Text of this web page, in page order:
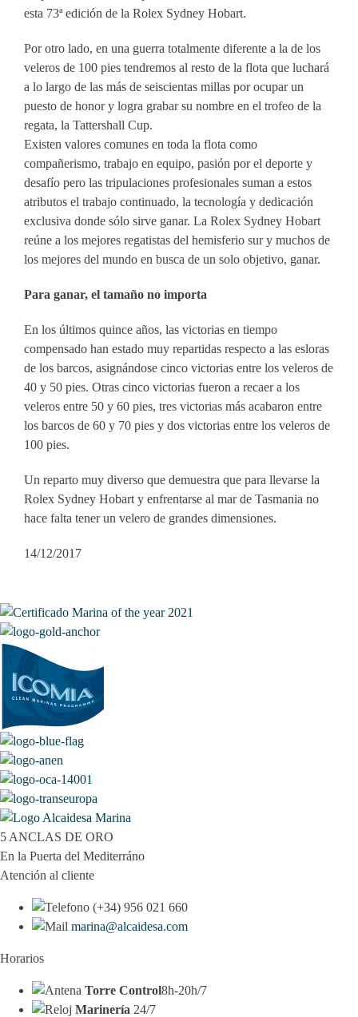
esta 73ª edición de la Rolex Sydney Hobart.
Por otro lado, en una guerra totalmente diferente a la de los
veleros de 100 pies tendremos al resto de la flota que luchará
a lo largo de las más de seiscientas millas por ocupar un
puesto de honor y logra grabar su nombre en el trofeo de la
regata, la Tattershall Cup.
Existen valores comunes en toda la flota como
compañerismo, trabajo en equipo, pasión por el deporte y
desafío pero las tripulaciones profesionales suman a estos
atributos el trabajo continuado, la tecnología y dedicación
exclusiva donde sólo sirve ganar. La Rolex Sydney Hobart
reúne a los mejores regatistas del hemisferio sur y muchos de
los mejores del mundo en busca de un solo objetivo, ganar.
Para ganar, el tamaño no importa
En los últimos quince años, las victorias en tiempo
compensado han estado muy repartidas respecto a las esloras
de los barcos, asignándose cinco victorias entre los veleros de
40 y 50 pies. Otras cinco victorias fueron a recaer a los
veleros entre 50 y 60 pies, tres victorias más acabaron entre
los barcos de 60 y 70 pies y dos victorias entre los veleros de
100 pies.
Un reparto muy diverso que demuestra que para llevarse la
Rolex Sydney Hobart y enfrentarse al mar de Tasmania no
hace falta tener un velero de grandes dimensiones.
14/12/2017
5 ANCLAS DE ORO
En la Puerta del Mediterráno
Atención al cliente
(+34) 956 021 660
marina@alcaidesa.com
Horarios
Torre Control8h-20h/7
Marinería 24/7